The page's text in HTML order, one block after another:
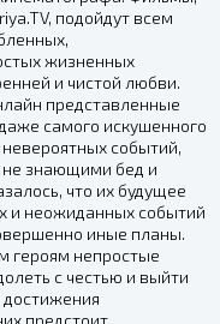
подойдут всем
жизненных
и чистой любви.
представленные
самого искушенного
событий,
знающими бед и
что их будущее
и неожиданных событий
иные планы.
героям непростые
с честью и выйти
достижения
предстоит